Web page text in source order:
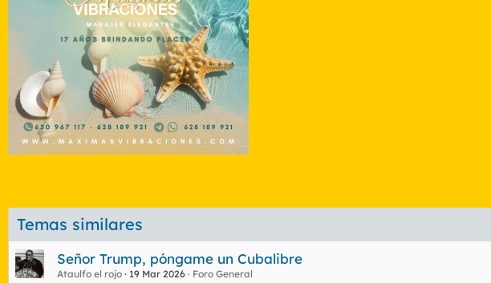
Temas similares
Señor Trump, póngame un Cubalibre
Ataulfo el rojo 19 Mar 2026 Foro General